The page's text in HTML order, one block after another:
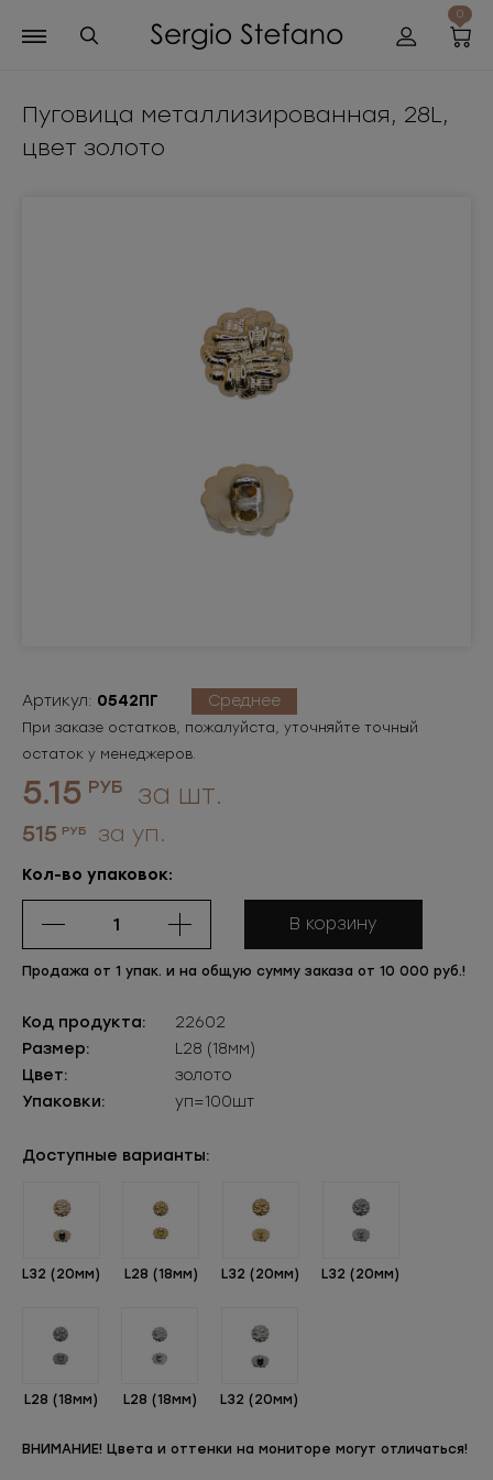
0
Пуговица металлизированная, 28L,
цвет золото
Артикул: 0542ПГ Среднее
При заказе остатков, пожалуйста, уточняйте точный
остаток у менеджеров.
5.15 РУБ за шт.
515 РУБ за уп.
Кол-во упаковок:
В корзину
Продажа от 1 упак. и на общую сумму заказа от 10 000 руб.!
Код продукта:
22602
Размер:
L28 (18мм)
Цвет:
золото
Упаковки:
уп=100шт
Доступные варианты:
L32 (20мм) L28 (18мм) L32 (20мм) L32 (20мм)
L28 (18мм) L28 (18мм) L32 (20мм)
ВНИМАНИЕ! Цвета и оттенки на мониторе могут отличаться!